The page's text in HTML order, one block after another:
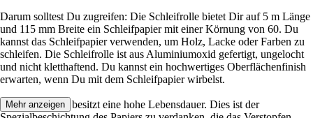
Darum solltest Du zugreifen: Die Schleifrolle bietet Dir auf 5 m Länge
und 115 mm Breite ein Schleifpapier mit einer Körnung von 60. Du
kannst das Schleifpapier verwenden, um Holz, Lacke oder Farben zu
schleifen. Die Schleifrolle ist aus Aluminiumoxid gefertigt, ungelocht
und nicht kletthaftend. Du kannst ein hochwertiges Oberflächenfinish
erwarten, wenn Du mit dem Schleifpapier wirbelst.
Die Schleifrolle besitzt eine hohe Lebensdauer. Dies ist der
Mehr anzeigen